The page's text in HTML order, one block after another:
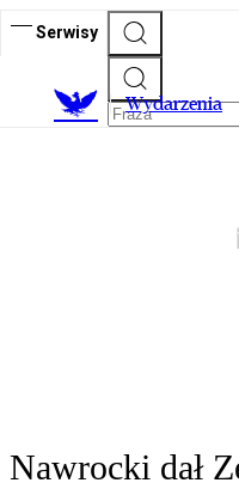
Serwisy
Wydarzenia
Nawrocki dał